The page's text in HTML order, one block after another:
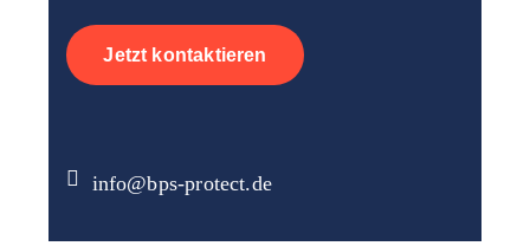
Jetzt kontaktieren
info@bps-protect.de